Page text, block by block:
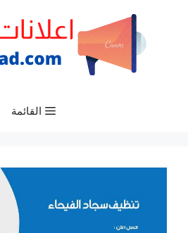
القائمة